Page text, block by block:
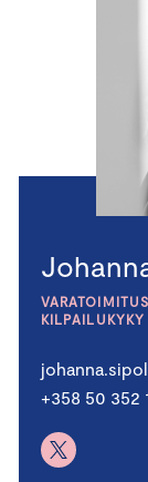
KILPAILUKYKY
+358 50 352